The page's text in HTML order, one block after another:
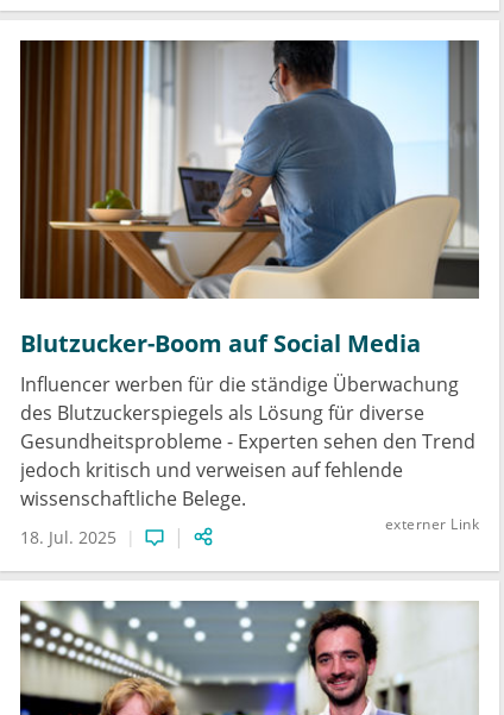
Blutzucker-Boom auf Social Media
Influencer werben für die ständige Überwachung
des Blutzuckerspiegels als Lösung für diverse
Gesundheitsprobleme - Experten sehen den Trend
jedoch kritisch und verweisen auf fehlende
wissenschaftliche Belege.
18. Jul. 2025
externer Link